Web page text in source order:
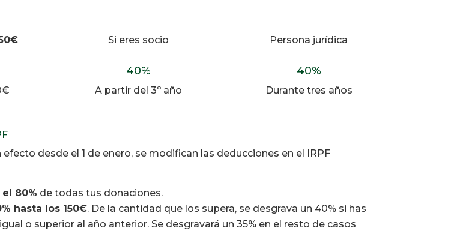
Si eres socio
40%
A partir del 3º año
Persona jurídica
40%
Durante tres años
efecto desde el 1 de enero, se modifican las deducciones en el IRPF
80% de todas tus donaciones.
hasta los 150€. De la cantidad que los supera, se desgrava un 40% si has
o superior al año anterior. Se desgravará un 35% en el resto de casos